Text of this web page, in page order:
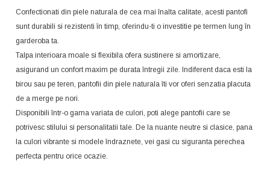
Confectionati din piele naturala de cea mai înalta calitate, acesti pantofi
sunt durabili si rezistenti în timp, oferindu-ti o investitie pe termen lung în
garderoba ta.
Talpa interioara moale si flexibila ofera sustinere si amortizare,
asigurand un confort maxim pe durata întregii zile. Indiferent daca esti la
birou sau pe teren, pantofii din piele naturala îti vor oferi senzatia placuta
de a merge pe nori.
Disponibili într-o gama variata de culori, poti alege pantofii care se
potrivesc stilului si personalitatii tale. De la nuante neutre si clasice, pana
la culori vibrante si modele îndraznete, vei gasi cu siguranta perechea
perfecta pentru orice ocazie.